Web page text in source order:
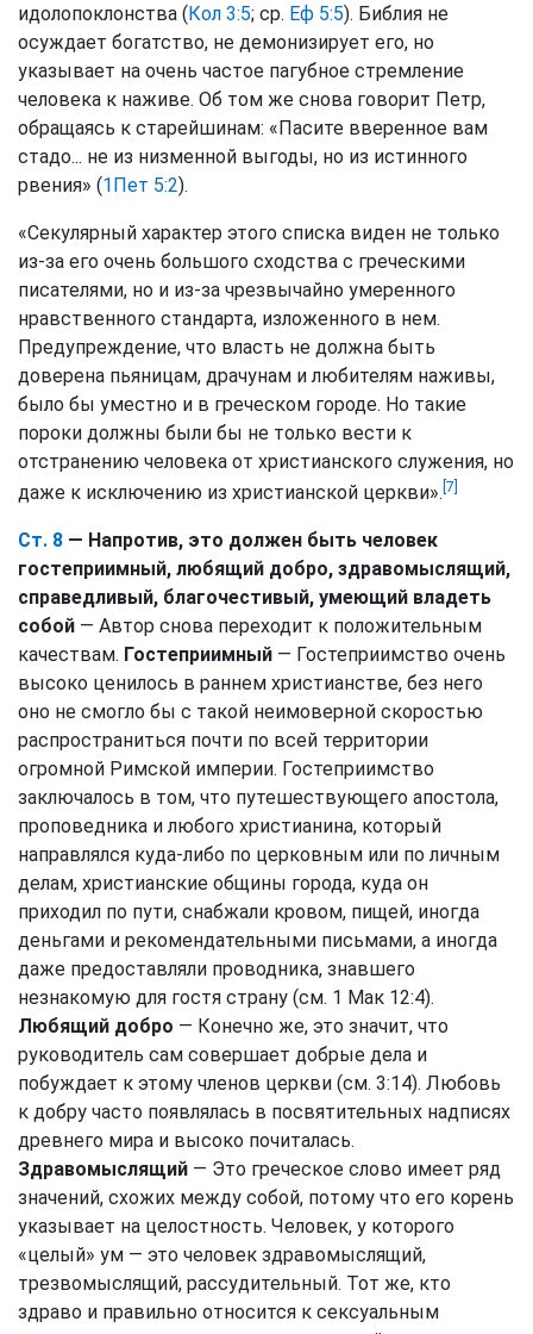
идолопоклонства (Кол 3:5; ср. Еф 5:5). Библия не
осуждает богатство, не демонизирует его, но
указывает на очень частое пагубное стремление
человека к наживе. Об том же снова говорит Петр,
обращаясь к старейшинам: «Пасите вверенное вам
стадо... не из низменной выгоды, но из истинного
рвения» (1Пет 5:2).
«Секулярный характер этого списка виден не только
из-за его очень большого сходства с греческими
писателями, но и из-за чрезвычайно умеренного
нравственного стандарта, изложенного в нем.
Предупреждение, что власть не должна быть
доверена пьяницам, драчунам и любителям наживы,
было бы уместно и в греческом городе. Но такие
пороки должны были бы не только вести к
отстранению человека от христианского служения, но
даже к исключению из христианской церкви». [7]
Ст. 8 — Напротив, это должен быть человек
гостеприимный, любящий добро, здравомыслящий,
справедливый, благочестивый, умеющий владеть
собой — Автор снова переходит к положительным
качествам. Гостеприимный — Гостеприимство очень
высоко ценилось в раннем христианстве, без него
оно не смогло бы с такой неимоверной скоростью
распространиться почти по всей территории
огромной Римской империи. Гостеприимство
заключалось в том, что путешествующего апостола,
проповедника и любого христианина, который
направлялся куда-либо по церковным или по личным
делам, христианские общины города, куда он
приходил по пути, снабжали кровом, пищей, иногда
деньгами и рекомендательными письмами, а иногда
даже предоставляли проводника, знавшего
незнакомую для гостя страну (см. 1 Мак 12:4).
Любящий добро — Конечно же, это значит, что
руководитель сам совершает добрые дела и
побуждает к этому членов церкви (см. 3:14). Любовь
к добру часто появлялась в посвятительных надписях
древнего мира и высоко почиталась.
Здравомыслящий — Это греческое слово имеет ряд
значений, схожих между собой, потому что его корень
указывает на целостность. Человек, у которого
«целый» ум — это человек здравомыслящий,
трезвомыслящий, рассудительный. Тот же, кто
здраво и правильно относится к сексуальным